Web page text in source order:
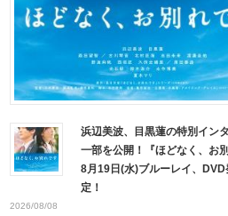
浜辺美波、目黒蓮の特別イン
一部を公開！『ほどなく、お
8月19日(水)ブルーレイ、DVD
定！
2026/08/08